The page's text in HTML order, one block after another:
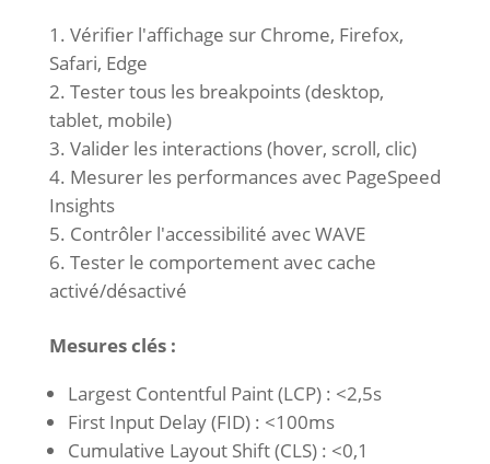
Vérifier l'affichage sur Chrome, Firefox,
Safari, Edge
Tester tous les breakpoints (desktop,
tablet, mobile)
Valider les interactions (hover, scroll, clic)
Mesurer les performances avec PageSpeed
Insights
Contrôler l'accessibilité avec WAVE
Tester le comportement avec cache
activé/désactivé
Mesures clés :
Largest Contentful Paint (LCP) : <2,5s
First Input Delay (FID) : <100ms
Cumulative Layout Shift (CLS) : <0,1